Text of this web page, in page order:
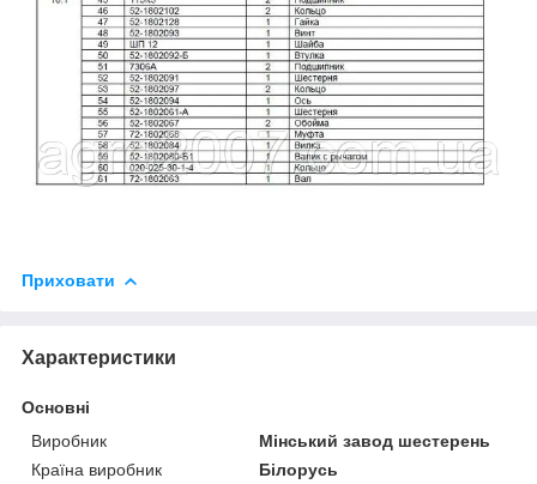
Приховати
Характеристики
Основні
Виробник
Мінський завод шестерень
Країна виробник
Білорусь